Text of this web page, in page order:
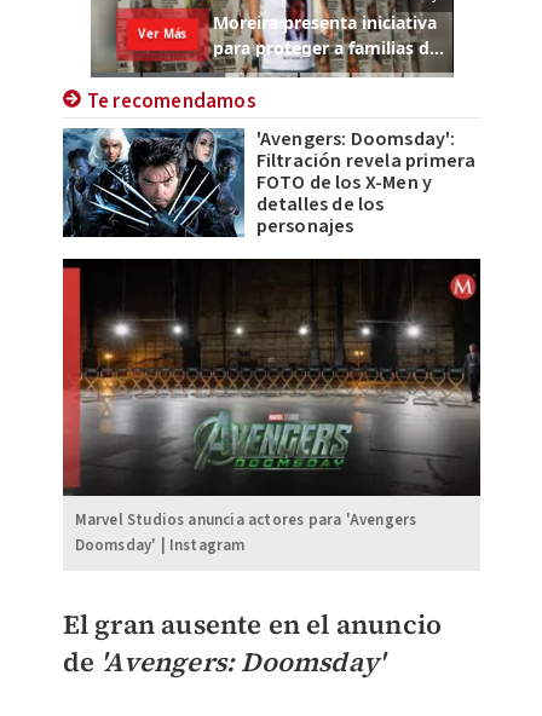
Te recomendamos
'Avengers: Doomsday':
Filtración revela primera
FOTO de los X-Men y
detalles de los
personajes
Marvel Studios anuncia actores para 'Avengers
Doomsday' | Instagram
El gran ausente en el anuncio
de 'Avengers: Doomsday'